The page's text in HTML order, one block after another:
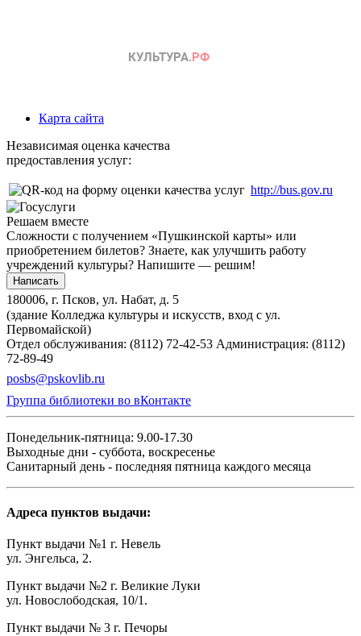
Карта сайта
Независимая оценка качества
предоставления услуг:
http://bus.gov.ru
Решаем вместе
Сложности с получением «Пушкинской карты» или
приобретением билетов? Знаете, как улучшить работу
учреждений культуры? Напишите — решим!
Написать
180006, г. Псков, ул. Набат, д. 5
(здание Колледжа культуры и искусств, вход с ул.
Первомайской)
Отдел обслуживания: (8112) 72-42-53 Администрация: (8112)
72-89-49
posbs@pskovlib.ru
Группа библиотеки во вКонтакте
Понедельник-пятница: 9.00-17.30
Выходные дни - суббота, воскресенье
Санитарный день - последняя пятница каждого месяца
Адреса пунктов выдачи:
Пункт выдачи №1 г. Невель
ул. Энгельса, 2.
Пункт выдачи №2 г. Великие Луки
ул. Новослободская, 10/1.
Пункт выдачи № 3 г. Печоры